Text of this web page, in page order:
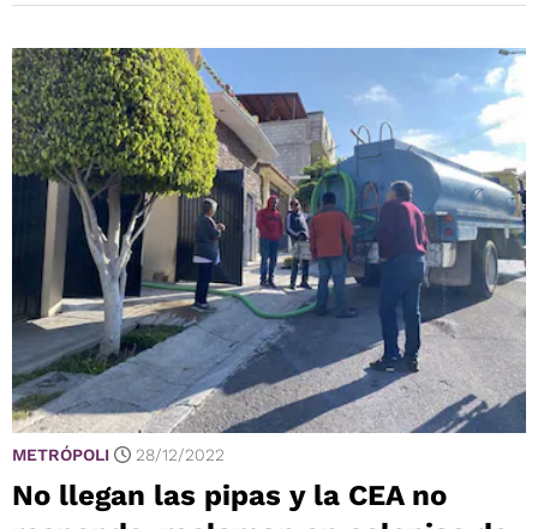
METRÓPOLI 28/12/2022
No llegan las pipas y la CEA no